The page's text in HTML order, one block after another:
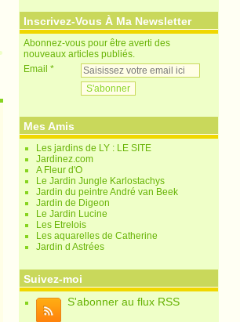
Inscrivez-Vous À Ma Newsletter
Abonnez-vous pour être averti des
nouveaux articles publiés.
Email
Mes Amis
Les jardins de LY : LE SITE
Jardinez.com
A Fleur d'O
Le Jardin Jungle Karlostachys
Jardin du peintre André van Beek
Jardin de Digeon
Le Jardin Lucine
Les Etrelois
Les aquarelles de Catherine
Jardin d Astrées
Suivez-moi
S'abonner au flux RSS